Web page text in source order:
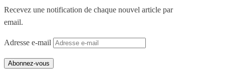
Recevez une notification de chaque nouvel article par
email.
Adresse e-mail
Abonnez-vous